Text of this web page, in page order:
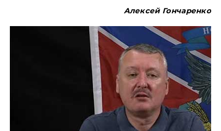
Алексей Гончаренко